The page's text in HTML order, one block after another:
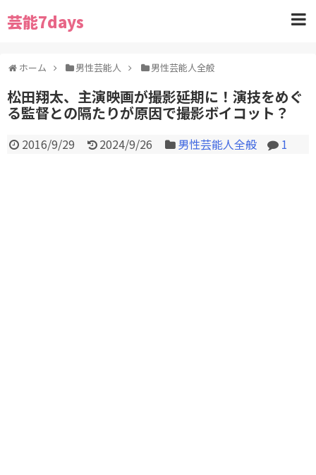
芸能7days
ホーム 男性芸能人 男性芸能人全般
松田翔太、主演映画が撮影延期に！演技をめぐ
る監督との隔たりが原因で撮影ボイコット？
2016/9/29 2024/9/26 男性芸能人全般 1